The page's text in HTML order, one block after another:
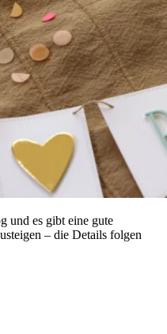
und es gibt eine gute
– die Details folgen